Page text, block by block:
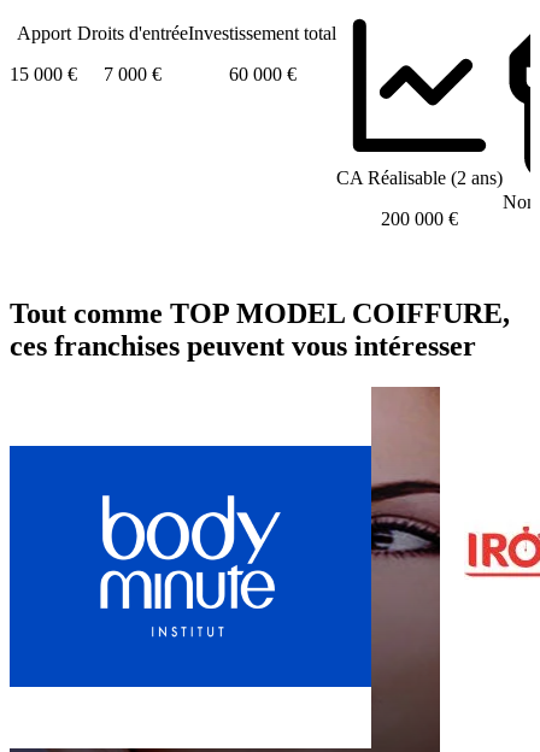
Apport
15 000 €
Droits d'entrée
7 000 €
Investissement total
60 000 €
CA Réalisable (2 ans)
200 000 €
Tout comme TOP MODEL COIFFURE,
ces franchises peuvent vous intéresser